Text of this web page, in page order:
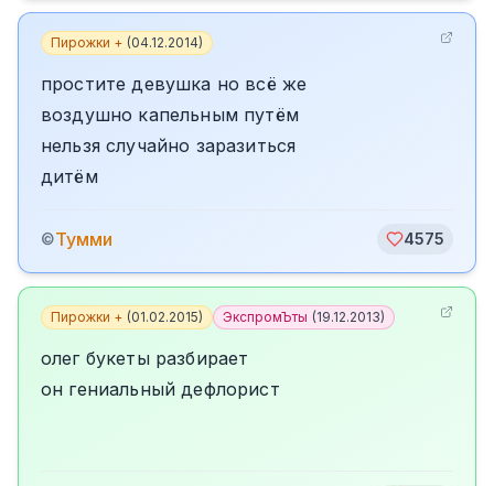
Пирожки + (04.12.2014)
простите девушка но всё же
воздушно капельным путём
нельзя случайно заразиться
дитём
©Тумми 4575
Пирожки + (01.02.2015) ЭкспромЪты (19.12.2013)
олег букеты разбирает
он гениальный дефлорист